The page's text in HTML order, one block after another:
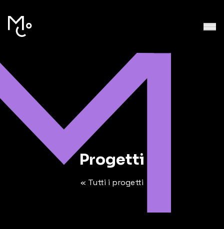
Progetti
« Tutti i progetti